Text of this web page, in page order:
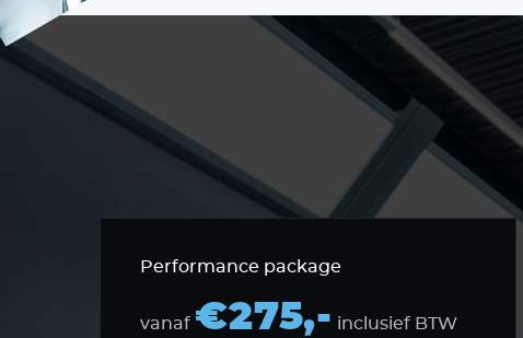
Performance package
vanaf €275,- inclusief BTW